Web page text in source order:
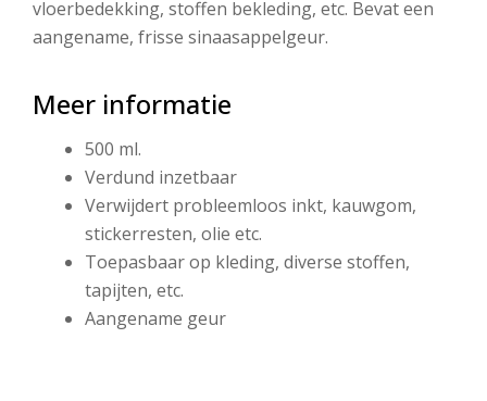
vloerbedekking, stoffen bekleding, etc. Bevat een
aangename, frisse sinaasappelgeur.
Meer informatie
500 ml.
Verdund inzetbaar
Verwijdert probleemloos inkt, kauwgom,
stickerresten, olie etc.
Toepasbaar op kleding, diverse stoffen,
tapijten, etc.
Aangename geur